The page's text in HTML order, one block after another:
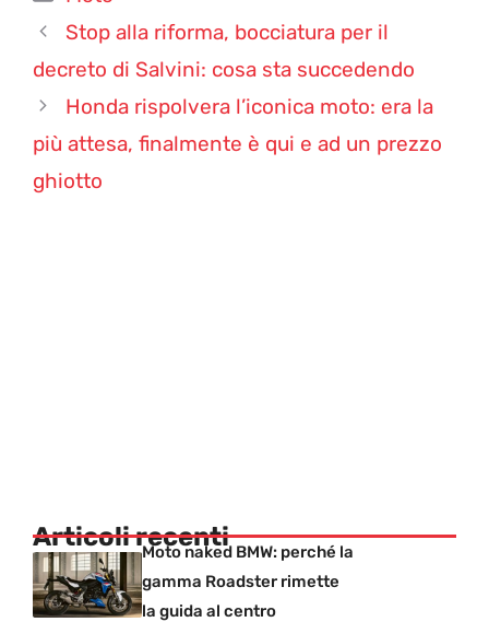
Stop alla riforma, bocciatura per il
decreto di Salvini: cosa sta succedendo
Honda rispolvera l’iconica moto: era la
più attesa, finalmente è qui e ad un prezzo
ghiotto
Articoli recentiMoto naked BMW: perché la
gamma Roadster rimette
la guida al centro